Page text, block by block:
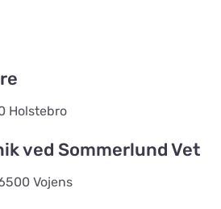
Dyr
Holstebro
ved Sommerlund Vet
Vojens